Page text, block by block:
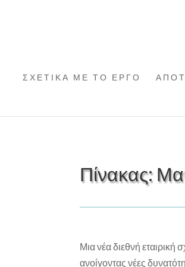
ΣΧΕΤΙΚΑ ΜΕ ΤΟ ΕΡΓΟ
Πίνακας:
Μια νέα διεθνή
ανοίγοντας νέες